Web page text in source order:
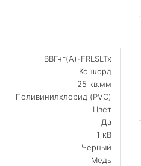
ВВГнг(А)-FRLSLTx
Конкорд
25 кв.мм
Поливинилхлорид (PVC)
Цвет
Да
1 кВ
Черный
Медь